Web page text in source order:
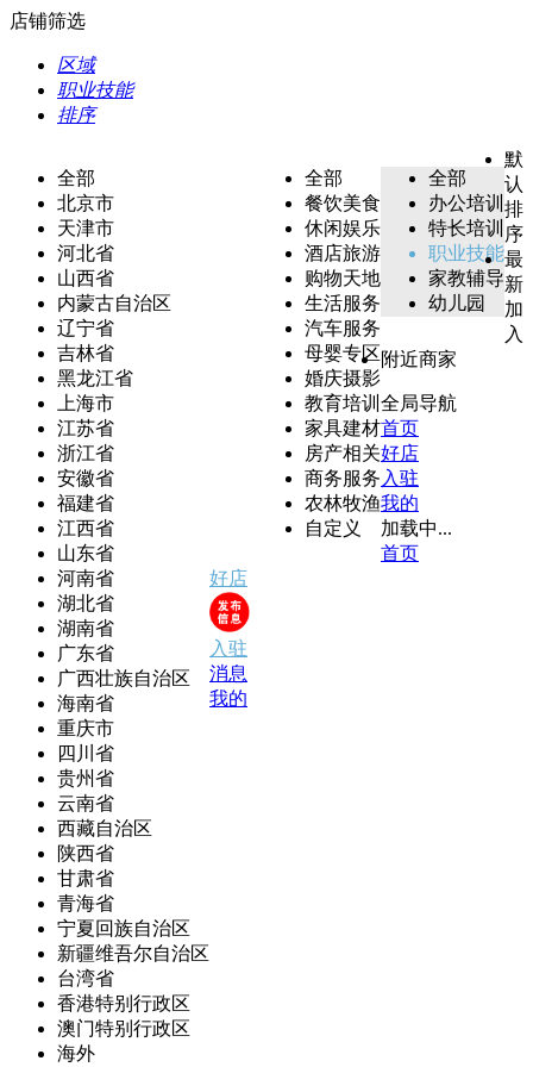
店铺筛选
区域
职业技能
排序
全部
北京市
天津市
河北省
山西省
内蒙古自治区
辽宁省
吉林省
黑龙江省
上海市
江苏省
浙江省
安徽省
福建省
江西省
山东省
河南省
湖北省
湖南省
广东省
广西壮族自治区
海南省
重庆市
四川省
贵州省
云南省
西藏自治区
陕西省
甘肃省
青海省
宁夏回族自治区
新疆维吾尔自治区
台湾省
香港特别行政区
澳门特别行政区
海外
全部
餐饮美食
休闲娱乐
酒店旅游
购物天地
生活服务
汽车服务
母婴专区
婚庆摄影
教育培训
家具建材
房产相关
商务服务
农林牧渔
自定义
全部
办公培训
特长培训
职业技能
家教辅导
幼儿园
默
认
排
序
最
新
加
入
附近商家
全局导航
首页
好店
入驻
我的
加载中...
首页
好店
入驻
消息
我的